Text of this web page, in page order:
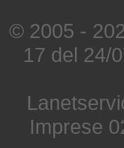
© 2005 -
17 del 24/
Imprese